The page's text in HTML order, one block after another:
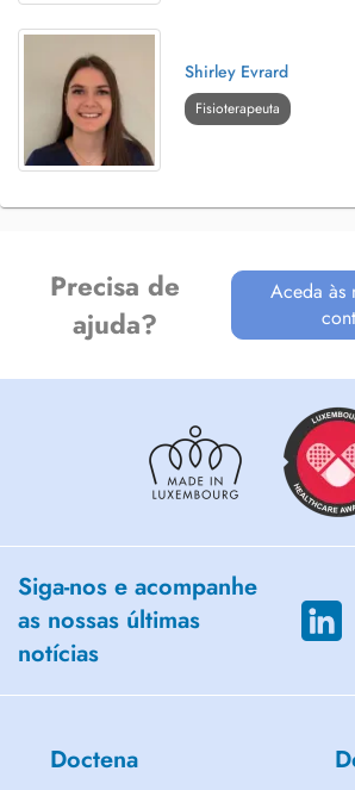
Shirley Evrard
Fisioterapeuta
Precisa de
ajuda?
Aceda às
Siga-nos e acompanhe
as nossas últimas
notícias
Doctena